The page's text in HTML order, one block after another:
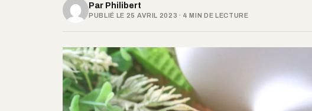
Par Philibert
PUBLIÉ LE 25 AVRIL 2023 · 4 MIN DE LECTURE